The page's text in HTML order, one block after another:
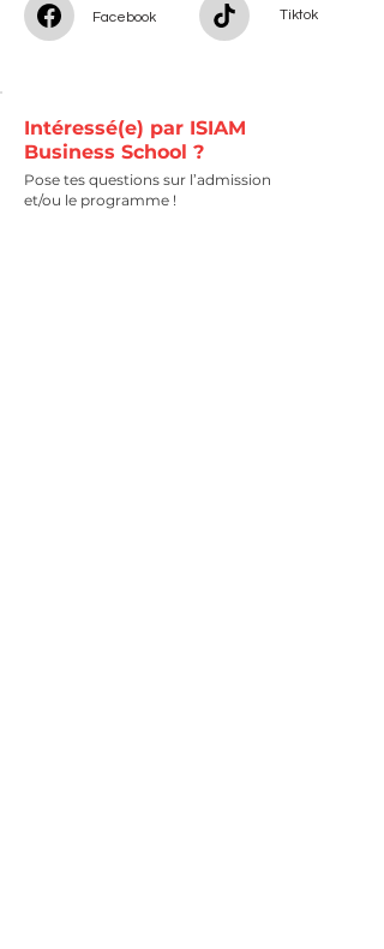
Facebook Tiktok
Intéressé(e) par ISIAM
Business School ?
Pose tes questions sur l’admission
et/ou le programme !